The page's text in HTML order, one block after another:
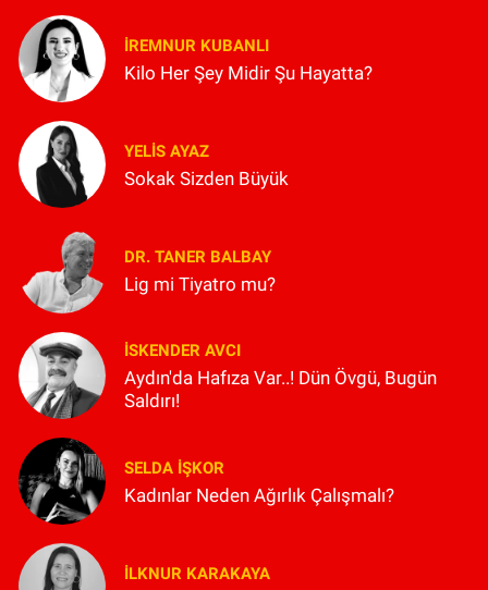
İREMNUR KUBANLI
Kilo Her Şey Midir Şu Hayatta?
YELIS AYAZ
Sokak Sizden Büyük
DR. TANER BALBAY
Lig mi Tiyatro mu?
İSKENDER AVCI
Aydın'da Hafıza Var..! Dün Övgü, Bugün
Saldırı!
SELDA İŞKOR
Kadınlar Neden Ağırlık Çalışmalı?
İLKNUR KARAKAYA